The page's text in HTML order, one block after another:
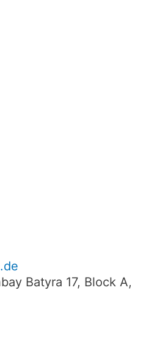
Batyra 17, Block A,